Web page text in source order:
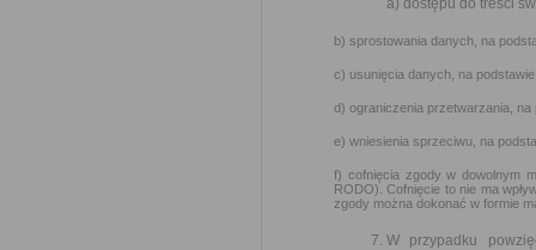
a) dostępu do treści
b) sprostowania danych, na
c) usunięcia danych, na
d) ograniczenia przetwarzania,
e) wniesienia sprzeciwu, na
f) cofnięcia zgody w dowolnym
RODO). Cofnięcie to nie ma
zgody można dokonać w formie
W przypadku